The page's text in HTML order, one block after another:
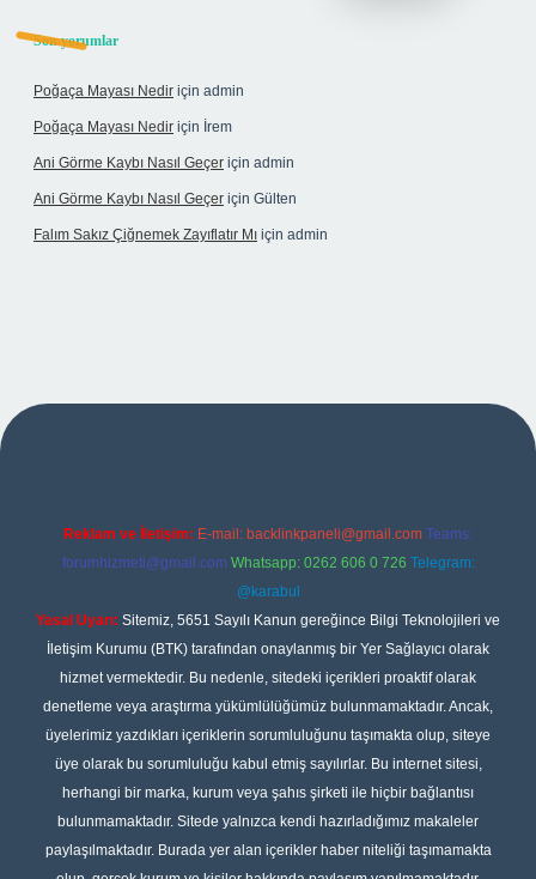
Son yorumlar
Poğaça Mayası Nedir için admin
Poğaça Mayası Nedir için İrem
Ani Görme Kaybı Nasıl Geçer için admin
Ani Görme Kaybı Nasıl Geçer için Gülten
Falım Sakız Çiğnemek Zayıflatır Mı için admin
Reklam ve İletişim: E-mail: backlinkpaneli@gmail.com Teams:
forumhizmeti@gmail.com Whatsapp: 0262 606 0 726 Telegram:
@karabul
Yasal Uyarı: Sitemiz, 5651 Sayılı Kanun gereğince Bilgi Teknolojileri ve
İletişim Kurumu (BTK) tarafından onaylanmış bir Yer Sağlayıcı olarak
hizmet vermektedir. Bu nedenle, sitedeki içerikleri proaktif olarak
denetleme veya araştırma yükümlülüğümüz bulunmamaktadır. Ancak,
üyelerimiz yazdıkları içeriklerin sorumluluğunu taşımakta olup, siteye
üye olarak bu sorumluluğu kabul etmiş sayılırlar. Bu internet sitesi,
herhangi bir marka, kurum veya şahıs şirketi ile hiçbir bağlantısı
bulunmamaktadır. Sitede yalnızca kendi hazırladığımız makaleler
paylaşılmaktadır. Burada yer alan içerikler haber niteliği taşımamakta